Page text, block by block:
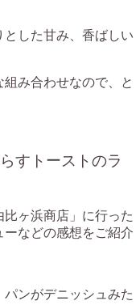
した甘み、香ばしい
み合わせなので、と
すトーストのラ
ヶ浜商店」に行った
などの感想をご紹介
ンがデニッシュみた